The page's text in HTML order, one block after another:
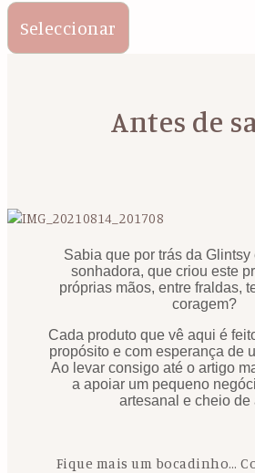
Seleccionar
Antes de
Sabia que por trás da Glintsy
sonhadora, que criou este
próprias mãos, entre fraldas,
coragem?
Cada produto que vê aqui é
propósito e com esperança de
Ao levar consigo até o artigo
a apoiar um pequeno
artesanal e cheio de
Fique mais um bocadinho…